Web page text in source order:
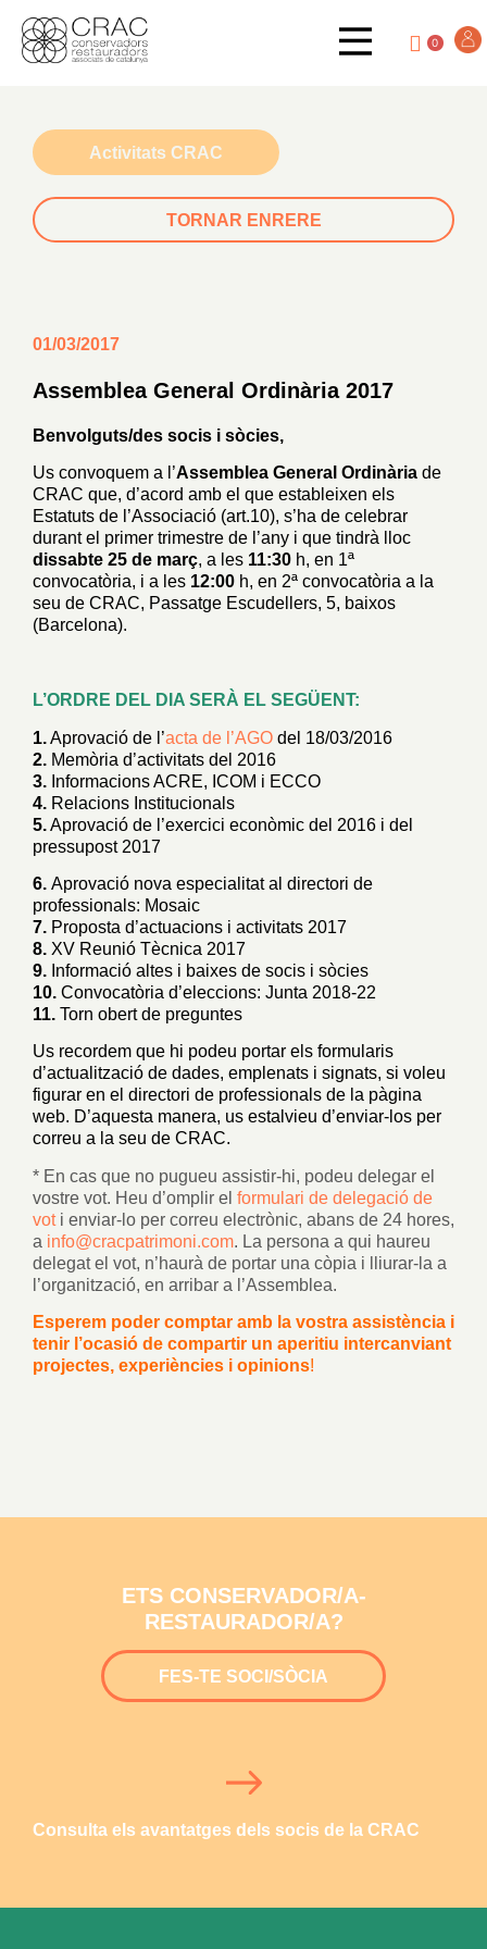
0
Activitats CRAC
TORNAR ENRERE
01/03/2017
Assemblea General Ordinària 2017
Benvolguts/des socis i sòcies,
Us convoquem a l’Assemblea General Ordinària de
CRAC que, d’acord amb el que estableixen els
Estatuts de l’Associació (art.10), s’ha de celebrar
durant el primer trimestre de l’any i que tindrà lloc
dissabte 25 de març, a les 11:30 h, en 1ª
convocatòria, i a les 12:00 h, en 2ª convocatòria a la
seu de CRAC, Passatge Escudellers, 5, baixos
(Barcelona).
L’ORDRE DEL DIA SERÀ EL SEGÜENT:
1.Aprovació de l’acta de l’AGO del 18/03/2016
2. Memòria d’activitats del 2016
3. Informacions ACRE, ICOM i ECCO
4. Relacions Institucionals
5.Aprovació de l’exercici econòmic del 2016 i del
pressupost 2017
6. Aprovació nova especialitat al directori de
professionals: Mosaic
7. Proposta d’actuacions i activitats 2017
8. XV Reunió Tècnica 2017
9. Informació altes i baixes de socis i sòcies
10. Convocatòria d’eleccions: Junta 2018-22
11. Torn obert de preguntes
Us recordem que hi podeu portar els formularis
d’actualització de dades, emplenats i signats, si voleu
figurar en el directori de professionals de la pàgina
web. D’aquesta manera, us estalvieu d’enviar-los per
correu a la seu de CRAC.
* En cas que no pugueu assistir-hi, podeu delegar el
vostre vot. Heu d’omplir el formulari de delegació de
vot i enviar-lo per correu electrònic, abans de 24 hores,
a info@cracpatrimoni.com. La persona a qui haureu
delegat el vot, n’haurà de portar una còpia i lliurar-la a
l’organització, en arribar a l’Assemblea.
Esperem poder comptar amb la vostra assistència i
tenir l’ocasió de compartir un aperitiu intercanviant
projectes, experiències i opinions!
ETS CONSERVADOR/A-
RESTAURADOR/A?
FES-TE SOCI/SÒCIA
Consulta els avantatges dels socis de la CRAC